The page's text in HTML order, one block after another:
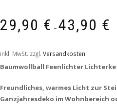
29,90 € – 43,90 €
inkl. MwSt. zzgl. Versandkosten
Baumwollball Feenlichter
Freundliches, warmes Licht zur
Ganzjahresdeko im Wohnbereich